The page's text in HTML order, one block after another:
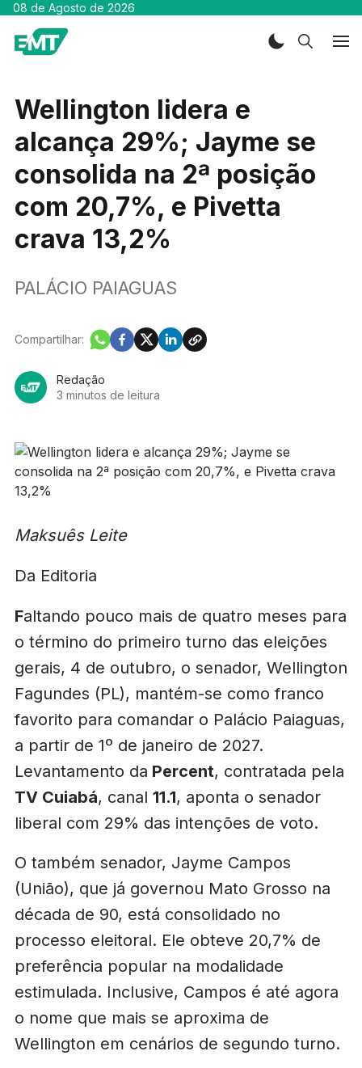
08 de Agosto de 2026
Wellington lidera e
alcança 29%; Jayme se
consolida na 2ª posição
com 20,7%, e Pivetta
crava 13,2%
PALÁCIO PAIAGUAS
Redação
3 minutos de leitura
Compartilhar:
Maksuês Leite
Da Editoria
Faltando pouco mais de quatro meses para
o término do primeiro turno das eleições
gerais, 4 de outubro, o senador, Wellington
Fagundes (PL), mantém-se como franco
favorito para comandar o Palácio Paiaguas,
a partir de 1º de janeiro de 2027.
Levantamento da Percent, contratada pela
TV Cuiabá, canal 11.1, aponta o senador
liberal com 29% das intenções de voto.
O também senador, Jayme Campos
(União), que já governou Mato Grosso na
década de 90, está consolidado no
processo eleitoral. Ele obteve 20,7% de
preferência popular na modalidade
estimulada. Inclusive, Campos é até agora
o nome que mais se aproxima de
Wellington em cenários de segundo turno.